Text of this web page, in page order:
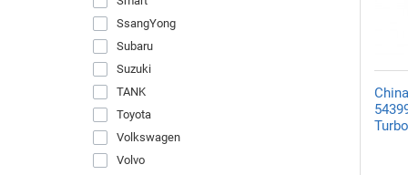
SsangYong
Subaru
Suzuki
TANK
Toyota
Volkswagen
Volvo